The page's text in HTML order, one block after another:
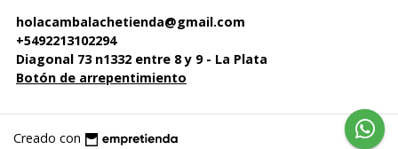
holacambalachetienda@gmail.com
+5492213102294
Diagonal 73 n1332 entre 8 y 9 - La Plata
Botón de arrepentimiento
Creado con